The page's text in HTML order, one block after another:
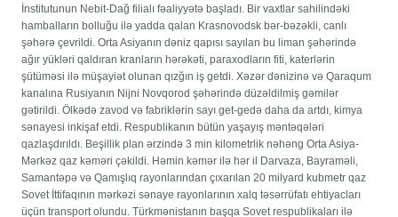
İnstitutunun Nebit-Dağ filialı fəaliyyətə başladı. Bir vaxtlar sahilindəki
hambalların bolluğu ilə yadda qalan Krasnovodsk bər-bəzəkli, canlı
şəhərə çevrildi. Orta Asiyanın dəniz qapısı sayılan bu liman şəhərində
ağır yükləri qaldıran kranların hərəkəti, paraxodların fiti, katerlərin
şütüməsi ilə müşayiət olunan qızğın iş getdi. Xəzər dənizinə və Qaraqum
kanalına Rusiyanın Nijni Novqorod şəhərində düzəldilmiş gəmilər
gətirildi. Ölkədə zavod və fabriklərin sayı get-gedə daha da artdı, kimya
sənayesi inkişaf etdi. Respublikanın bütün yaşayış məntəqələri
qazlaşdırıldı. Beşillik plan ərzində 3 min kilometrlik nəhəng Orta Asiya-
Mərkəz qaz kəməri çəkildi. Həmin kəmər ilə hər il Darvaza, Bayraməli,
Samantəpə və Qamışlıq rayonlarından çıxarılan 20 milyard kubmetr qaz
Sovet İttifaqının mərkəzi sənaye rayonlarının xalq təsərrüfatı ehtiyacları
üçün transport olundu. Türkmənistanın başqa Sovet respublikaları ilə